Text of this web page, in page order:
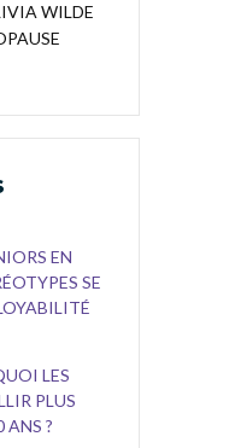
WILDE
EN
SE
LES
PLUS
ANS ?